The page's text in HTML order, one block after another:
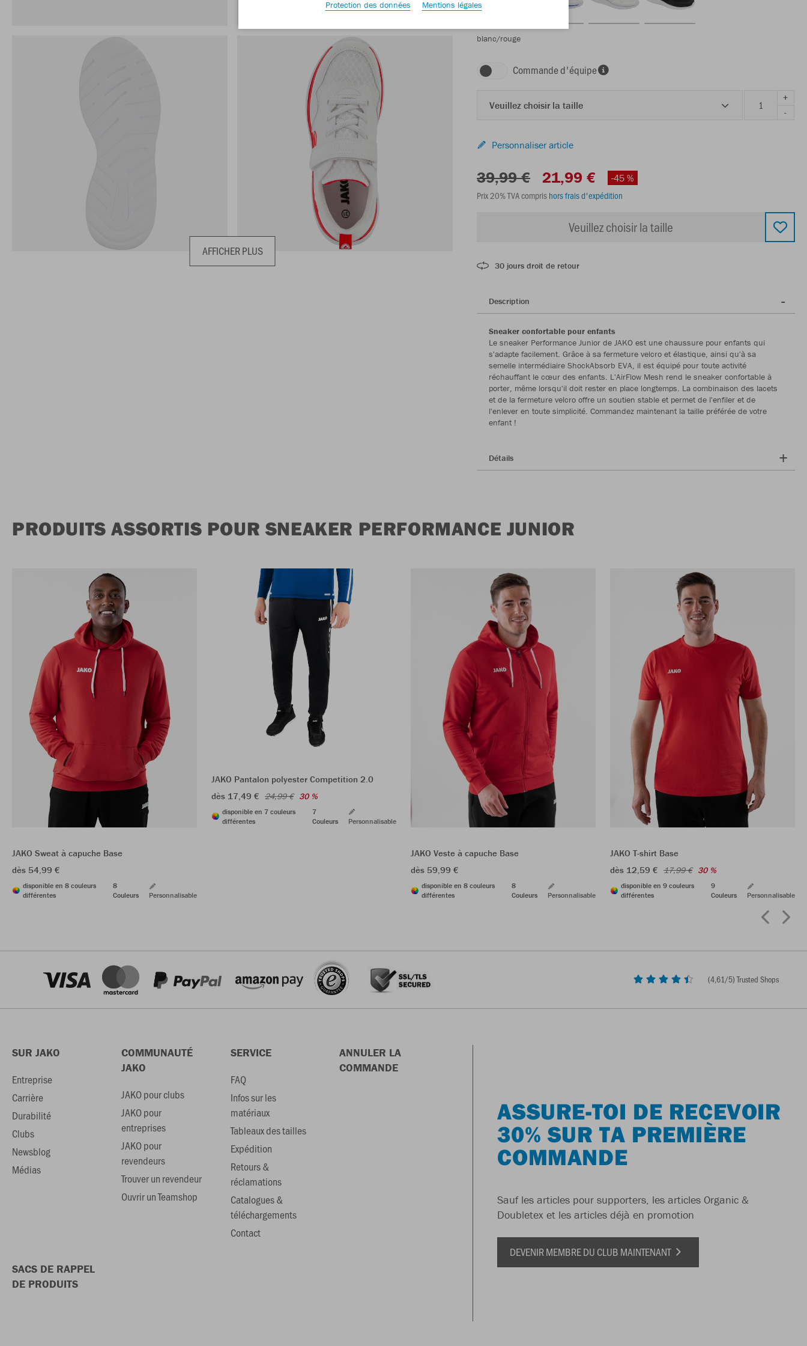
AFFICHER PLUS
blanc/rouge
Commande d'équipe
Veuillez choisir la taille
+
-
Personnaliser article
39,99 € 21,99 €
-45 %
Prix 20% TVA compris hors frais d'expédition
Veuillez choisir la taille
30 jours droit de retour
Description
Sneaker confortable pour enfants
Le sneaker Performance Junior de JAKO est une chaussure pour enfants qui
s'adapte facilement. Grâce à sa fermeture velcro et élastique, ainsi qu'à sa
semelle intermédiaire ShockAbsorb EVA, il est équipé pour toute activité
réchauffant le cœur des enfants. L'AirFlow Mesh rend le sneaker confortable à
porter, même lorsqu'il doit rester en place longtemps. La combinaison des lacets
et de la fermeture velcro offre un soutien stable et permet de l'enfiler et de
l'enlever en toute simplicité. Commandez maintenant la taille préférée de votre
enfant !
Détails
PRODUITS ASSORTIS POUR SNEAKER PERFORMANCE JUNIOR
JAKO Sweat à capuche Base
dès 54,99 €
disponible en 8 couleurs
différentes
8
Couleurs
Personnalisable
JAKO Pantalon polyester Competition 2.0
dès 17,49 € 24,99 € 30 %
disponible en 7 couleurs
différentes
7
Couleurs
Personnalisable
JAKO Veste à capuche Base
dès 59,99 €
disponible en 8 couleurs
différentes
8
Couleurs
Personnalisable
JAKO T-shirt Base
dès 12,59 € 17,99 € 30 %
disponible en 9 couleurs
différentes
9
Couleurs
Personnalisable
(4,61/5) Trusted Shops
SUR JAKO
Entreprise
Carrière
Durabilité
Clubs
Newsblog
Médias
COMMUNAUTÉ
JAKO
JAKO pour clubs
JAKO pour
entreprises
JAKO pour
revendeurs
Trouver un revendeur
Ouvrir un Teamshop
SERVICE
FAQ
Infos sur les
matériaux
Tableaux des tailles
Expédition
Retours &
réclamations
Catalogues &
téléchargements
Contact
ANNULER LA
COMMANDE
SACS DE RAPPEL
DE PRODUITS
ASSURE-TOI DE RECEVOIR
30% SUR TA PREMIÈRE
COMMANDE
Sauf les articles pour supporters, les articles Organic &
Doubletex et les articles déjà en promotion
DEVENIR MEMBRE DU CLUB MAINTENANT
Protection des données Mentions légales